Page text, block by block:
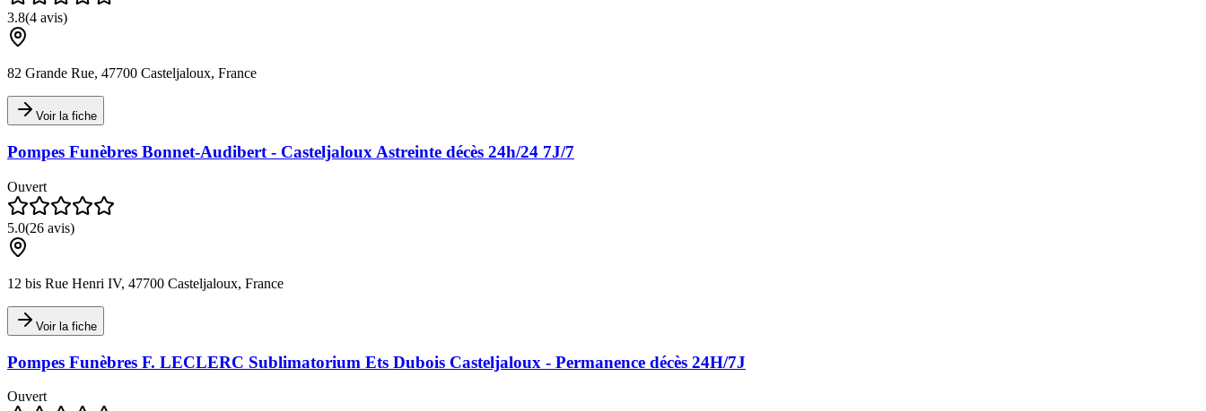
3.8(4 avis)
82 Grande Rue, 47700 Casteljaloux, France
Voir la fiche
Pompes Funèbres Bonnet-Audibert - Casteljaloux Astreinte décès 24h/24 7J/7
Ouvert
5.0(26 avis)
12 bis Rue Henri IV, 47700 Casteljaloux, France
Voir la fiche
Pompes Funèbres F. LECLERC Sublimatorium Ets Dubois Casteljaloux - Permanence décès 24H/7J
Ouvert